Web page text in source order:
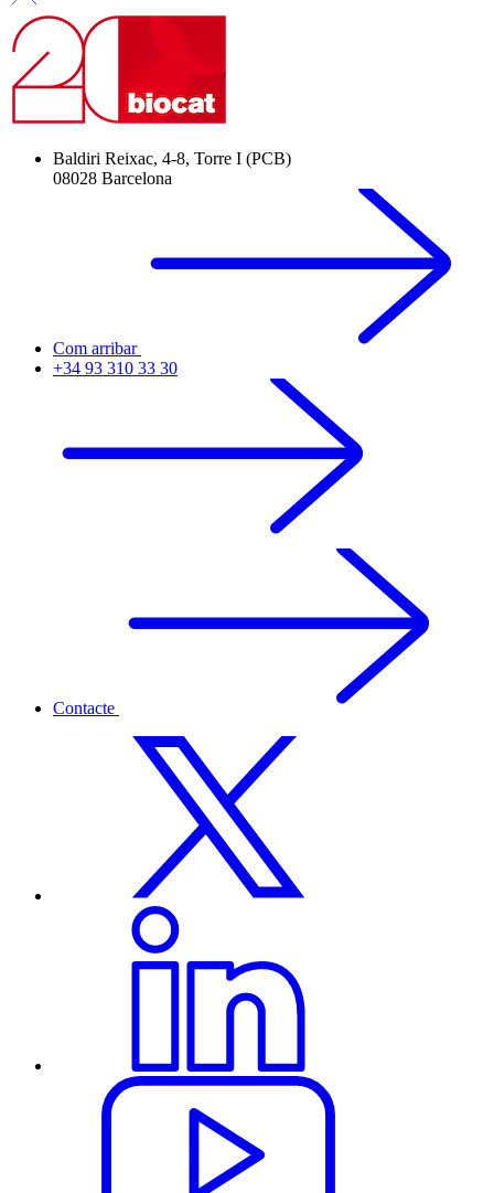
Baldiri Reixac, 4-8, Torre I (PCB)
08028 Barcelona
Com arribar
+34 93 310 33 30
Contacte